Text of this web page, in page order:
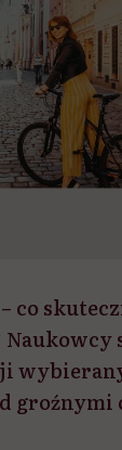
– co
groźnymi